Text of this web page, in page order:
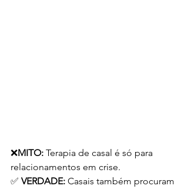
❌MITO: Terapia de casal é só para
relacionamentos em crise.
✅ VERDADE: Casais também procuram